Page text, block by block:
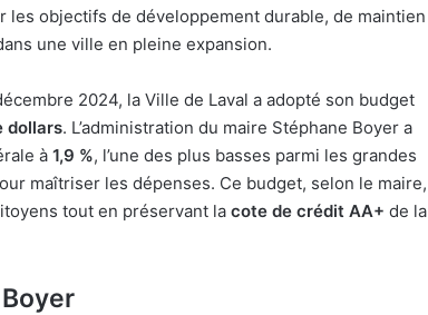
objectifs de développement durable, de maintien
une ville en pleine expansion.
2024, la Ville de Laval a adopté son budget
dollars. L’administration du maire Stéphane Boyer a
à 1,9 %, l’une des plus basses parmi les grandes
maîtriser les dépenses. Ce budget, selon le maire,
tout en préservant la cote de crédit AA+ de la